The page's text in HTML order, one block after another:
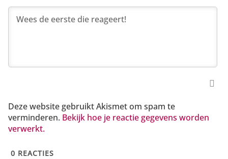
Deze website gebruikt Akismet om spam te
verminderen. Bekijk hoe je reactie gegevens worden
verwerkt.
0 REACTIES